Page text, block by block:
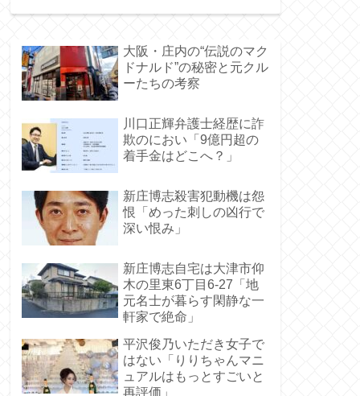
大阪・庄内の“伝説のマク
ドナルド”の秘密と元クル
ーたちの考察
川口正輝弁護士経歴に詐
欺のにおい「9億円超の
着手金はどこへ？」
新庄博志殺害犯動機は怨
恨「めった刺しの凶行で
深い恨み」
新庄博志自宅は大津市仰
木の里東6丁目6-27「地
元名士が暮らす閑静な一
軒家で絶命」
平沢俊乃いただき女子で
はない「りりちゃんマニ
ュアルはもっとすごいと
再評価」